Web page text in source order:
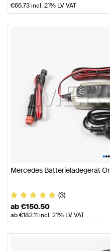
€66.73incl. 21% LV VAT
•••
Mercedes Batterieladegerät
(3)
ab€150.50
ab€182.11incl. 21% LV VAT